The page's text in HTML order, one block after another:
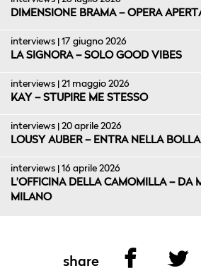
DIMENSIONE BRAMA – OPERA
interviews | 17 giugno 2026
LA SIGNORA – SOLO GOOD VIBES
interviews | 21 maggio 2026
KAY – STUPIRE ME STESSO
interviews | 20 aprile 2026
LOUSY AUBER – ENTRA NELLA BOLLA
interviews | 16 aprile 2026
L’OFFICINA DELLA CAMOMILLA – DA
MILANO
share